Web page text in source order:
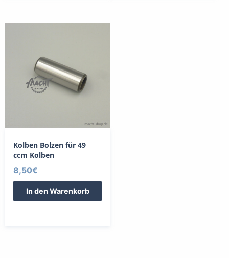
Kolben Bolzen für 49
ccm Kolben
8,50€
In den Warenkorb